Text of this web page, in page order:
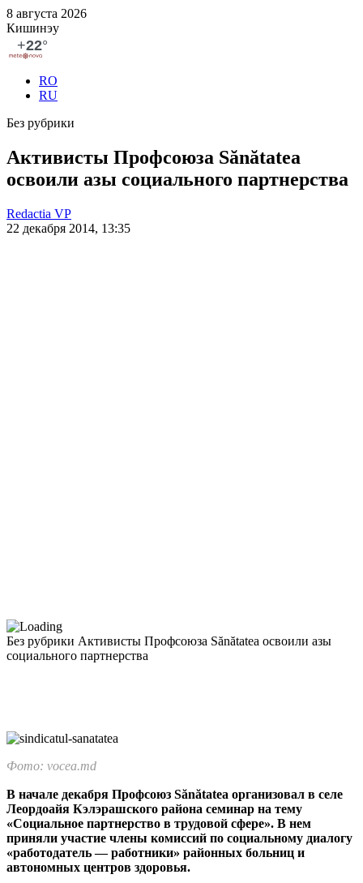
8 августа 2026
Кишинэу
RO
RU
Без рубрики
Активисты Профсоюза Sănătatea
освоили азы социального партнерства
Redactia VP
22 декабря 2014, 13:35
Без рубрики Активисты Профсоюза Sănătatea освоили азы
социального партнерства
Фото: vocea.md
В начале декабря Профсоюз Sănătatea организовал в селе
Леордоайя Кэлэраш­ского района семинар на тему
«Социальное парт­нерство в трудовой сфере». В нем
приняли участие чле­ны комиссий по социально­му диалогу
«работодатель — работники» районных боль­ниц и
автономных центров здоровья.